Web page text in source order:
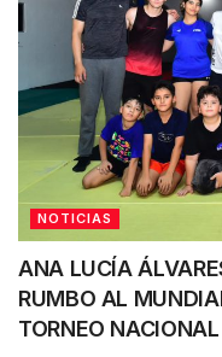
NOTICIAS
ANA LUCÍA
RUMBO AL
TORNEO